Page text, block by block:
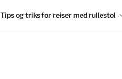
Tips og triks for reiser med rullestol